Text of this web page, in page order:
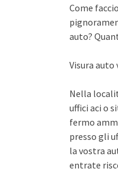
Come
auto?
Visura
Nella
uffici aci o
fermo
presso gli
la vostra
entrate